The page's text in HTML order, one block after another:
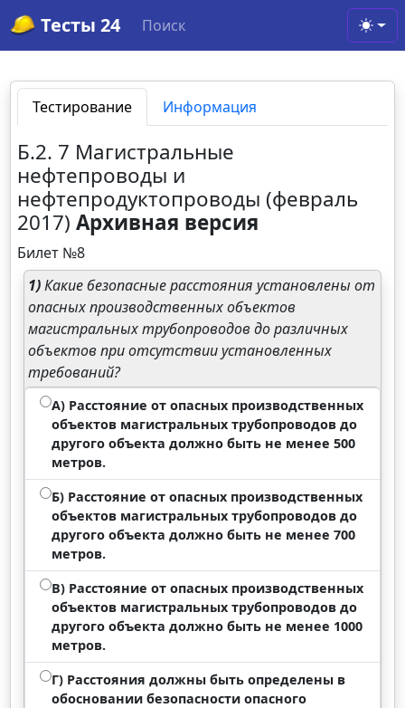
Тесты 24 Поиск
Тестирование Информация
Б.2. 7 Магистральные
нефтепроводы и
нефтепродуктопроводы (февраль
2017)Архивная версия
Билет №8
1)Какие безопасные расстояния установлены от
опасных производственных объектов
магистральных трубопроводов до различных
объектов при отсутствии установленных
требований?
А) Расстояние от опасных производственных
объектов магистральных трубопроводов до
другого объекта должно быть не менее 500
метров.
Б) Расстояние от опасных производственных
объектов магистральных трубопроводов до
другого объекта должно быть не менее 700
метров.
В) Расстояние от опасных производственных
объектов магистральных трубопроводов до
другого объекта должно быть не менее 1000
метров.
Г) Расстояния должны быть определены в
обосновании безопасности опасного